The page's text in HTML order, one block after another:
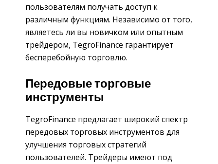
пользователям получать доступ к
различным функциям. Независимо от того,
являетесь ли вы новичком или опытным
трейдером, TegroFinance гарантирует
бесперебойную торговлю.
Передовые торговые
инструменты
TegroFinance предлагает широкий спектр
передовых торговых инструментов для
улучшения торговых стратегий
пользователей. Трейдеры имеют под